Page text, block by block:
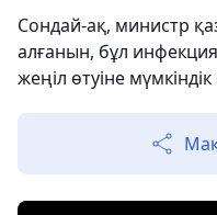
Сондай-ақ, министр
алғанын, бұл
жеңіл өтуіне